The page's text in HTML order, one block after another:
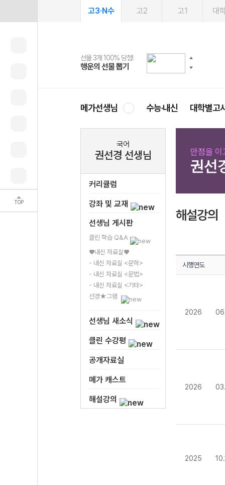
TOP
고3·N수 고2 고1 대
선물 3개 100% 당첨!
행운의 선물 뽑기
선물 100% 증정!
메가스터디 X 올리브
여름방학 스터디 캐시백
메가런 썸머스쿨
2027 러셀 단과
강사 공개선발
스마트러닝앱
설문 EVENT
메가패스
3일 무료 체험권
메가패스 수강생 무료혜택!
메가클럽 멤버십
사회공헌 캠페인
희망이룸 메가나눔
메가선생님 수능·내신 대학별고
국어
권선경 선생님
커리큘럼
강좌 및 교재
선생님 게시판
클린 학습 Q&A
♥내신 자료실♥
- 내신 자료실 <문학>
- 내신 자료실 <문법>
- 내신 자료실 <기타>
선경★그램
선생님 새소식
클린 수강평
공개자료실
메가 캐스트
해설강의
만점을
권선
해설강의
시행연도
2026
2026
2025